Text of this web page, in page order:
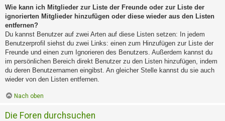
Wie kann ich Mitglieder zur Liste der Freunde oder zur Liste der
ignorierten Mitglieder hinzufügen oder diese wieder aus den Listen
entfernen?
Du kannst Benutzer auf zwei Arten auf diese Listen setzen: In jedem
Benutzerprofil siehst du zwei Links: einen zum Hinzufügen zur Liste der
Freunde und einen zum Ignorieren des Benutzers. Außerdem kannst du
im persönlichen Bereich direkt Benutzer zu den Listen hinzufügen, indem
du deren Benutzernamen eingibst. An gleicher Stelle kannst du sie auch
wieder von den Listen entfernen.
Nach oben
Die Foren durchsuchen